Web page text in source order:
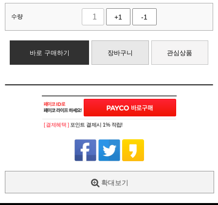
수량 +1 -1
바로 구매하기 장바구니 관심상품
[ 결제혜택 ] 포인트 결제시 1% 적립!
확대보기